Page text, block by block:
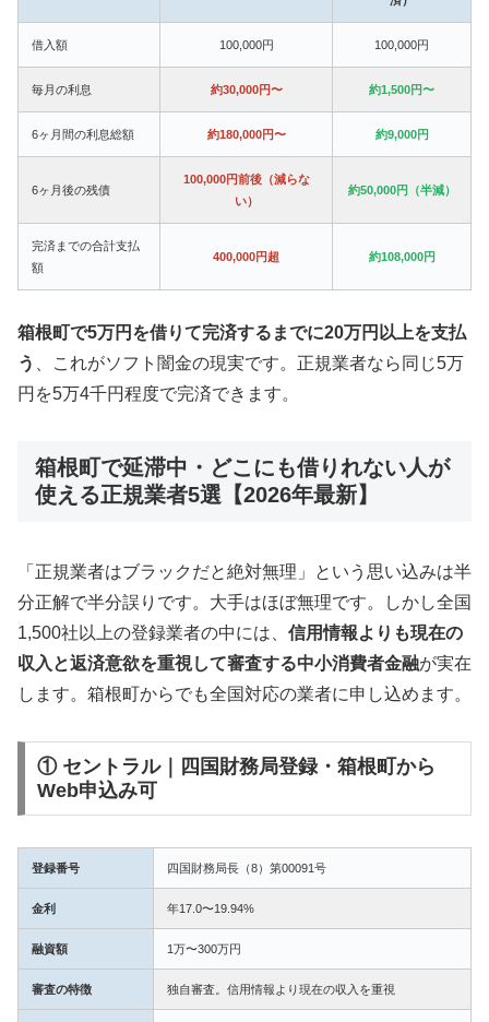
借入額 100,000円 100,000円
毎月の利息 約30,000円〜 約1,500円〜
6ヶ月間の利息総額 約180,000円〜 約9,000円
6ヶ月後の残債
100,000円前後（減らな
い）
約50,000円（半減）
完済までの合計支払
額
400,000円超 約108,000円
箱根町で5万円を借りて完済するまでに20万円以上を支払
う
、これがソフト闇金の現実です。正規業者なら同じ5万
円を5万4千円程度で完済できます。
箱根町で延滞中・どこにも借りれない人が
使える正規業者5選【2026年最新】
「正規業者はブラックだと絶対無理」という思い込みは半
分正解で半分誤りです。大手はほぼ無理です。しかし全国
1,500社以上の登録業者の中には、 信用情報よりも現在の
収入と返済意欲を重視して審査する中小消費者金融が実在
します。箱根町からでも全国対応の業者に申し込めます。
① セントラル｜四国財務局登録・箱根町から
Web申込み可
登録番号 四国財務局長（8）第00091号
金利 年17.0〜19.94%
融資額 1万〜300万円
審査の特徴 独自審査。信用情報より現在の収入を重視